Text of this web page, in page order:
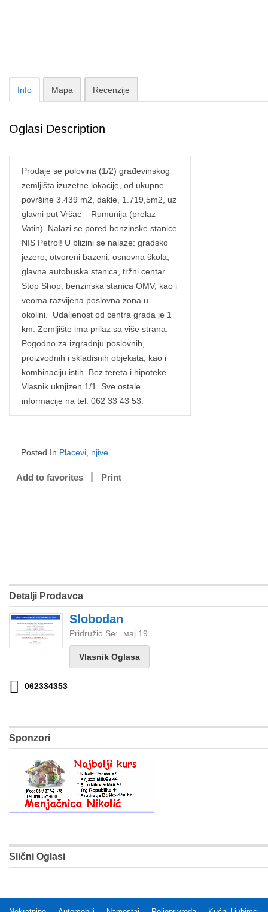
Info Mapa Recenzije
Oglasi Description
Prodaje se polovina (1/2) građevinskog
zemljišta izuzetne lokacije, od ukupne
površine 3.439 m2, dakle, 1.719,5m2, uz
glavni put Vršac – Rumunija (prelaz
Vatin). Nalazi se pored benzinske stanice
NIS Petrol! U blizini se nalaze: gradsko
jezero, otvoreni bazeni, osnovna škola,
glavna autobuska stanica, tržni centar
Stop Shop, benzinska stanica OMV, kao i
veoma razvijena poslovna zona u
okolini. Udaljenost od centra grada je 1
km. Zemljište ima prilaz sa više strana.
Pogodno za izgradnju poslovnih,
proizvodnih i skladisnih objekata, kao i
kombinaciju istih. Bez tereta i hipoteke.
Vlasnik uknjizen 1/1. Sve ostale
informacije na tel. 062 33 43 53.
Posted In Placevi, njive
Add to favorites Print
Detalji Prodavca
Slobodan
Pridružio Se: мај 19
Vlasnik Oglasa
062334353
Sponzori
Slični Oglasi